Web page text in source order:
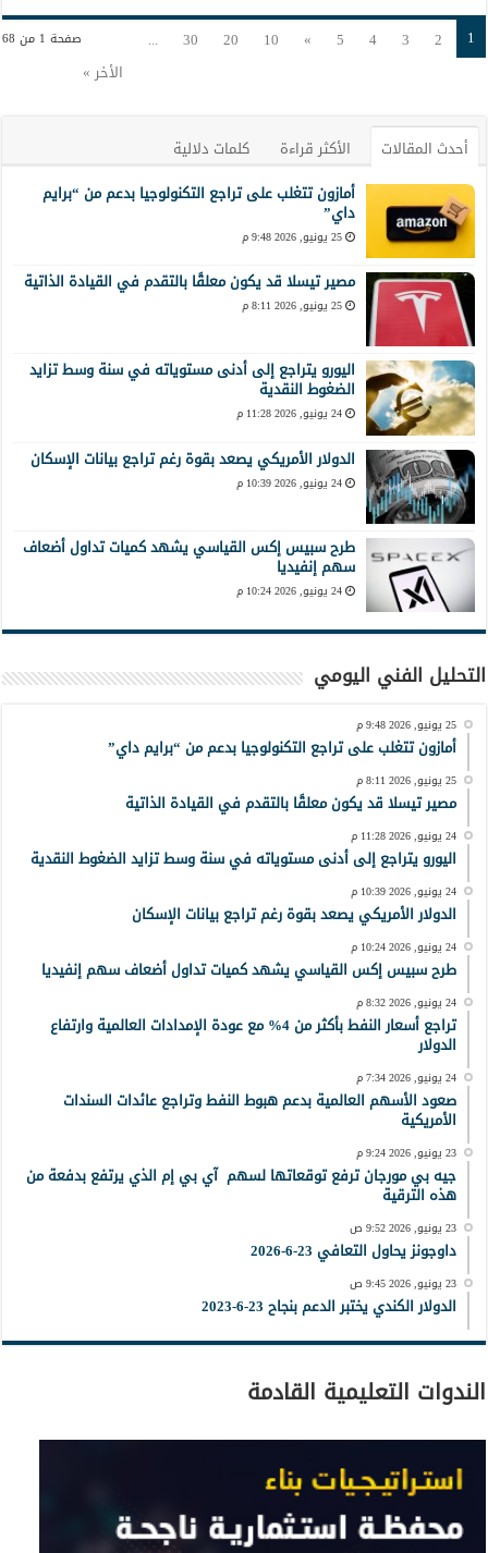
صفحة 1 من 68 1
2
3
4
5
»
10
20
30
...
الأخر »
أحدث المقالات الأكثر قراءة
كلمات دلالية
أمازون تتغلب على تراجع التكنولوجيا بدعم من “برايم
داي”
25 يونيو, 2026 9:48 م
مصير تيسلا قد يكون معلقًا بالتقدم في القيادة الذاتية
25 يونيو, 2026 8:11 م
اليورو يتراجع إلى أدنى مستوياته في سنة وسط تزايد
الضغوط النقدية
24 يونيو, 2026 11:28 م
الدولار الأمريكي يصعد بقوة رغم تراجع بيانات الإسكان
24 يونيو, 2026 10:39 م
طرح سبيس إكس القياسي يشهد كميات تداول أضعاف
سهم إنفيديا
24 يونيو, 2026 10:24 م
التحليل الفني اليومي
25 يونيو, 2026 9:48 م
أمازون تتغلب على تراجع التكنولوجيا بدعم من “برايم داي”
25 يونيو, 2026 8:11 م
مصير تيسلا قد يكون معلقًا بالتقدم في القيادة الذاتية
24 يونيو, 2026 11:28 م
اليورو يتراجع إلى أدنى مستوياته في سنة وسط تزايد الضغوط النقدية
24 يونيو, 2026 10:39 م
الدولار الأمريكي يصعد بقوة رغم تراجع بيانات الإسكان
24 يونيو, 2026 10:24 م
طرح سبيس إكس القياسي يشهد كميات تداول أضعاف سهم إنفيديا
24 يونيو, 2026 8:32 م
تراجع أسعار النفط بأكثر من 4% مع عودة الإمدادات العالمية وارتفاع
الدولار
24 يونيو, 2026 7:34 م
صعود الأسهم العالمية بدعم هبوط النفط وتراجع عائدات السندات
الأمريكية
23 يونيو, 2026 9:24 م
جيه بي مورجان ترفع توقعاتها لسهم آي بي إم الذي يرتفع بدفعة من
هذه الترقية
23 يونيو, 2026 9:52 ص
داوجونز يحاول التعافي 23-6-2026
23 يونيو, 2026 9:45 ص
الدولار الكندي يختبر الدعم بنجاح 23-6-2023
الندوات التعليمية القادمة